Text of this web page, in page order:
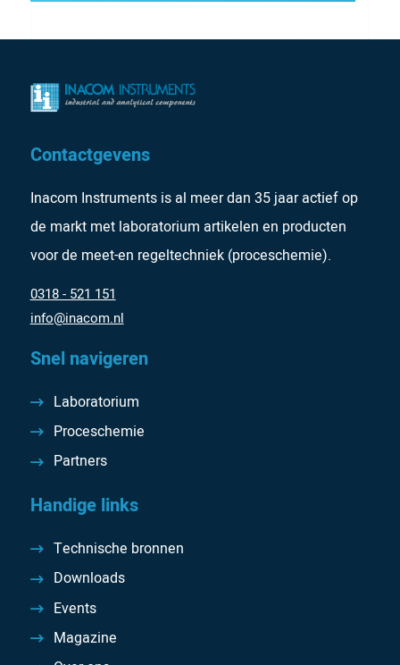
Contactgevens
Inacom Instruments is al meer dan 35 jaar actief op
de markt met laboratorium artikelen en producten
voor de meet-en regeltechniek (proceschemie).
0318 - 521 151
info@inacom.nl
Snel navigeren
Laboratorium
Proceschemie
Partners
Handige links
Technische bronnen
Downloads
Events
Magazine